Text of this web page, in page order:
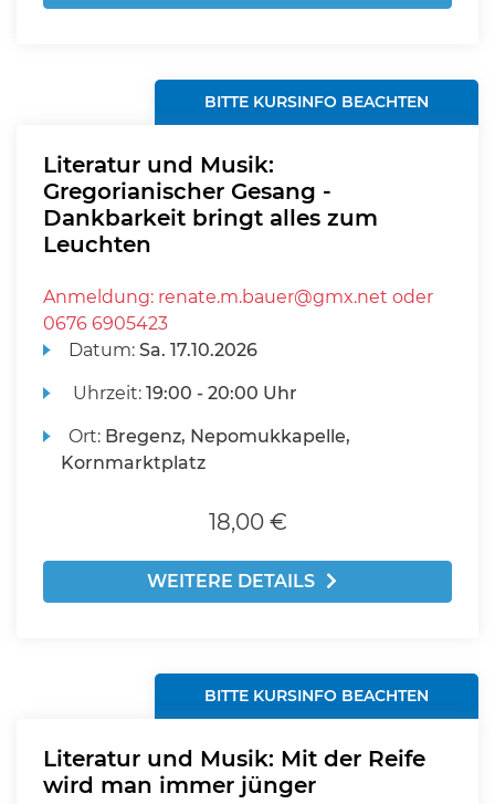
BITTE KURSINFO BEACHTEN
Literatur und Musik:
Gregorianischer Gesang -
Dankbarkeit bringt alles zum
Leuchten
Anmeldung: renate.m.bauer@gmx.net oder
0676 6905423
Datum:Sa. 17.10.2026
Uhrzeit:19:00 - 20:00 Uhr
Ort: Bregenz, Nepomukkapelle,
Kornmarktplatz
18,00 €
WEITERE DETAILS
BITTE KURSINFO BEACHTEN
Literatur und Musik: Mit der Reife
wird man immer jünger